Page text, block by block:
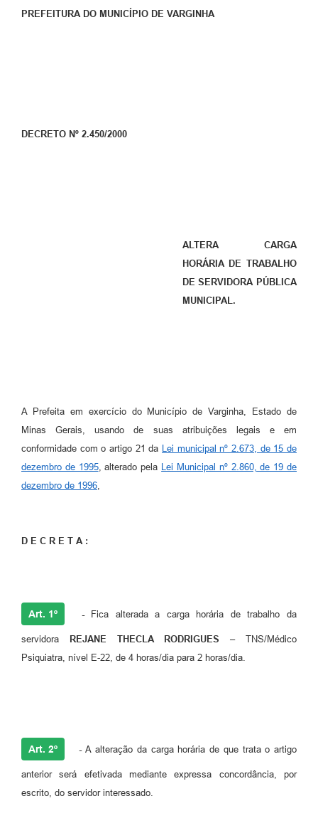
PREFEITURA DO MUNICÍPIO DE VARGINHA
DECRETO Nº 2.450/2000
ALTERA CARGA
HORÁRIA DE TRABALHO
DE SERVIDORA PÚBLICA
MUNICIPAL.
A Prefeita em exercício do Município de Varginha, Estado de
Minas Gerais, usando de suas atribuições legais e em
conformidade com o artigo 21 da Lei municipal nº 2.673, de 15 de
dezembro de 1995, alterado pela Lei Municipal nº 2.860, de 19 de
dezembro de 1996
D E C R E T A :
Art. 1º - Fica alterada a carga horária de trabalho da
servidora REJANE THECLA RODRIGUES –TNS/Médico
Psiquiatra, nível E-22, de 4 horas/dia para 2 horas/dia.
Art. 2º -A alteração da carga horária de que trata o artigo
anterior será efetivada mediante expressa concordância, por
escrito, do servidor interessado.